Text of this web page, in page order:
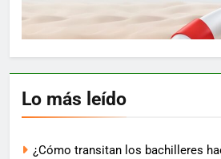
Lo más leído
¿Cómo transitan los bachilleres